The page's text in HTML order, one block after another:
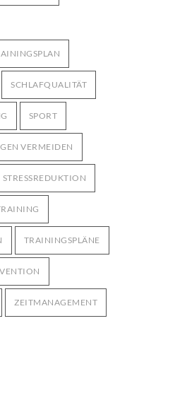
SCHLAFQUALITÄT
SPORT
VERMEIDEN
STRESSREDUKTION
TRAININGSPLÄNE
ZEITMANAGEMENT